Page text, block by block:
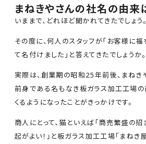
まねきやさんの社名の由来
いままで、どれほど聞かれてきたでしょう。
その度に、何人のスタッフが「お客様に
て名付けました」と答えてきたでしょうか。
実際は、創業期の昭和25年前後、まね
前身である名もなき板ガラス加工工場の
くるようになったことがきっかけです。
商人にとって、猫といえば「商売繁盛の招
起がよい！」と板ガラス加工工場「まねき